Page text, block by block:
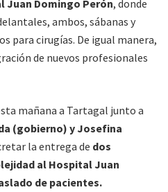
Juan Domingo Perón, donde
ambos, sábanas y
para cirugías. De igual manera,
de nuevos profesionales
mañana a Tartagal junto a
(gobierno) y Josefina
la entrega de dos
al Hospital Juan
de pacientes.